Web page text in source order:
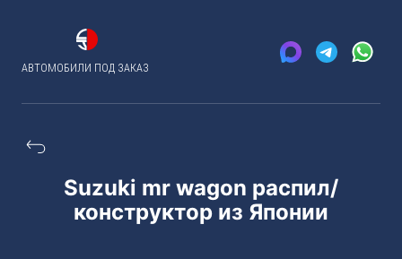
АВТОМОБИЛИ ПОД ЗАКАЗ
Suzuki mr wagon распил/
конструктор из Японии